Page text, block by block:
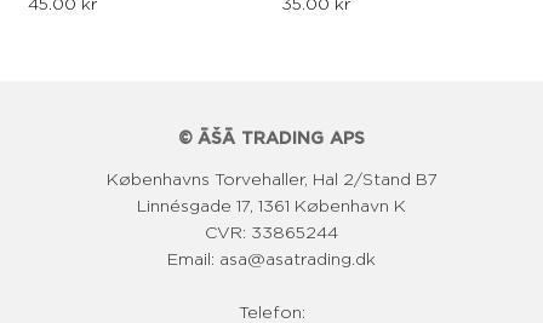
45.00 kr 35.00 kr
© ĀŠĀ TRADING APS
Københavns Torvehaller, Hal 2/Stand B7
Linnésgade 17, 1361 København K
CVR: 33865244
Email: asa@asatrading.dk
Telefon: